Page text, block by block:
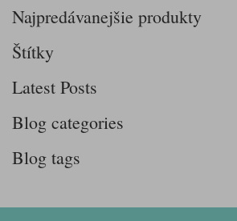
Obrusy(2)
Pozvánky
Servítky(1)
Taniere(3)
Tašky(1)
Najpredávanejšie produkty
Štítky
Latest Posts
Blog categories
Blog tags